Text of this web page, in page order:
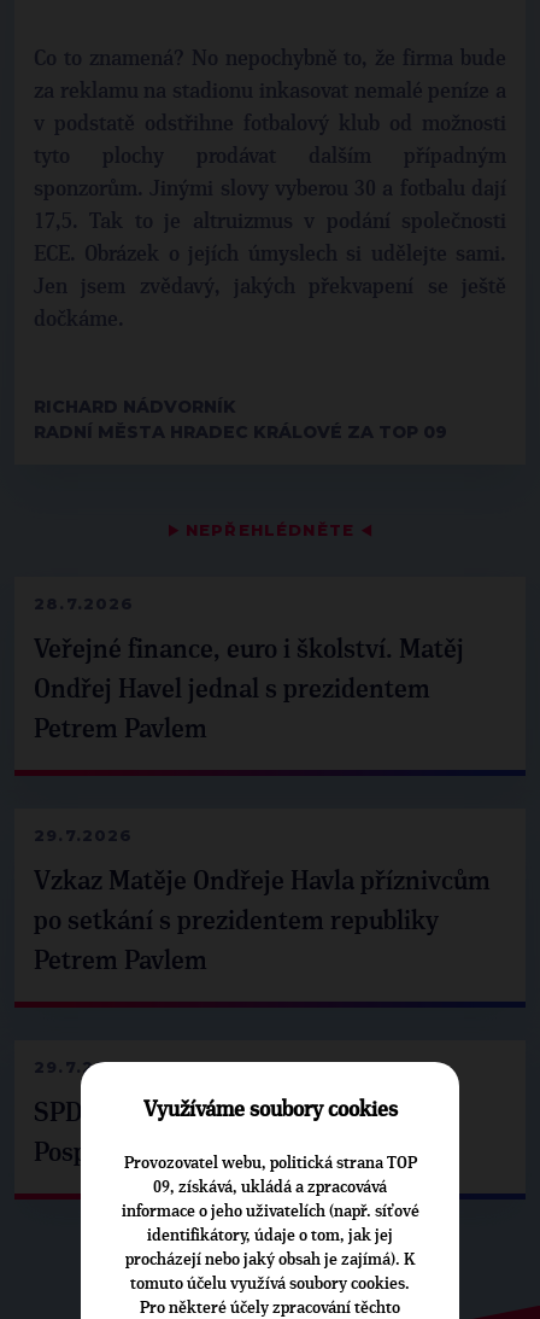
▶ NEPŘEHLÉDNĚTE ◀
28.7.2026
Veřejné finance, euro i školství. Matěj
Ondřej Havel jednal s prezidentem
Petrem Pavlem
29.7.2026
Vzkaz Matěje Ondřeje Havla příznivcům
po setkání s prezidentem republiky
Petrem Pavlem
29.7.2026
SPD už není ve zprávě o extremismu.
Pospíšil: Je tu pachuť
Co to znamená? No nepochybně to, že firma bude
za reklamu na stadionu inkasovat nemalé peníze a
v podstatě odstřihne fotbalový klub od možnosti
tyto plochy prodávat dalším případným
sponzorům. Jinými slovy vyberou 30 a fotbalu dají
17,5. Tak to je altruizmus v podání společnosti
ECE. Obrázek o jejích úmyslech si udělejte sami.
Jen jsem zvědavý, jakých překvapení se ještě
dočkáme.
RICHARD NÁDVORNÍK
RADNÍ MĚSTA HRADEC KRÁLOVÉ ZA TOP 09
Využíváme soubory cookies
Provozovatel webu, politická strana TOP
09, získává, ukládá a zpracovává
informace o jeho uživatelích (např. síťové
identifikátory, údaje o tom, jak jej
procházejí nebo jaký obsah je zajímá). K
tomuto účelu využívá soubory cookies.
Pro některé účely zpracování těchto